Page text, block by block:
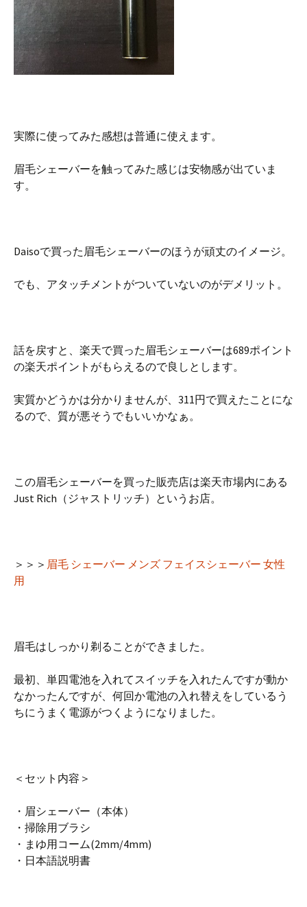
実際に使ってみた感想は普通に使えます。
眉毛シェーバーを触ってみた感じは安物感が出ていま
す。
Daisoで買った眉毛シェーバーのほうが頑丈のイメージ。
でも、アタッチメントがついていないのがデメリット。
話を戻すと、楽天で買った眉毛シェーバーは689ポイント
の楽天ポイントがもらえるので良しとします。
実質かどうかは分かりませんが、311円で買えたことにな
るので、質が悪そうでもいいかなぁ。
この眉毛シェーバーを買った販売店は楽天市場内にある
Just Rich（ジャストリッチ）というお店。
＞＞＞ 眉毛 シェーバー メンズ フェイスシェーバー 女性
用
眉毛はしっかり剃ることができました。
最初、単四電池を入れてスイッチを入れたんですが動か
なかったんですが、何回か電池の入れ替えをしているう
ちにうまく電源がつくようになりました。
＜セット内容＞
・眉シェーバー（本体）
・掃除用ブラシ
・まゆ用コーム(2mm/4mm)
・日本語説明書